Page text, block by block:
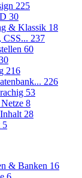
225
30
& Klassik 18
237
60
216
226
53
8
28
5
& Banken 16